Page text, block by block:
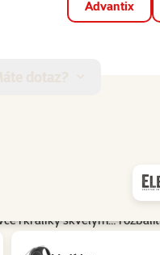
Advantix
i králíky skvělým…rozbalit